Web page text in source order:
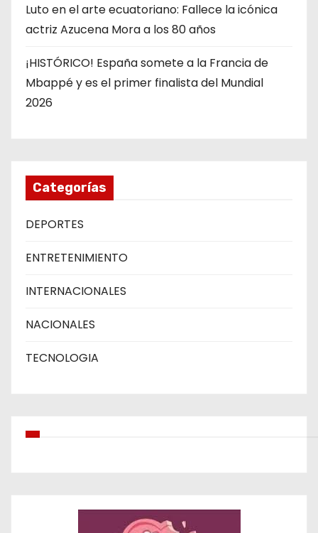
Luto en el arte ecuatoriano: Fallece la icónica
actriz Azucena Mora a los 80 años
¡HISTÓRICO! España somete a la Francia de
Mbappé y es el primer finalista del Mundial
2026
Categorías
DEPORTES
ENTRETENIMIENTO
INTERNACIONALES
NACIONALES
TECNOLOGIA